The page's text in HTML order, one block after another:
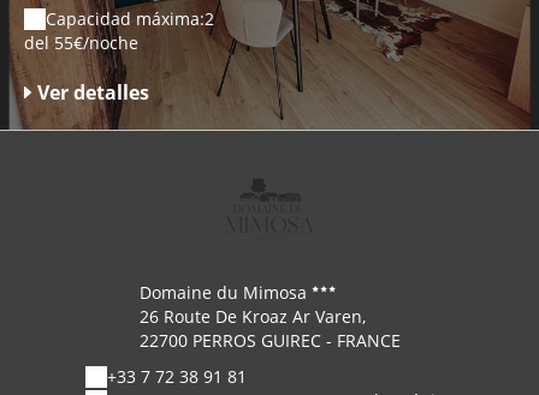
Capacidad máxima:2
del 55€/noche
Ver detalles
Domaine du Mimosa
26 Route De Kroaz Ar Varen,
22700 PERROS GUIREC - FRANCE
+33 7 72 38 91 81